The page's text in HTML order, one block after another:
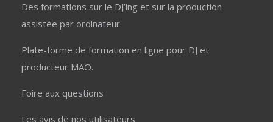
Des formations sur le DJ’ing et sur la production
assistée par ordinateur.
Plate-forme de formation en ligne pour DJ et
producteur MAO.
Foire aux questions
Les avis de nos utilisateurs